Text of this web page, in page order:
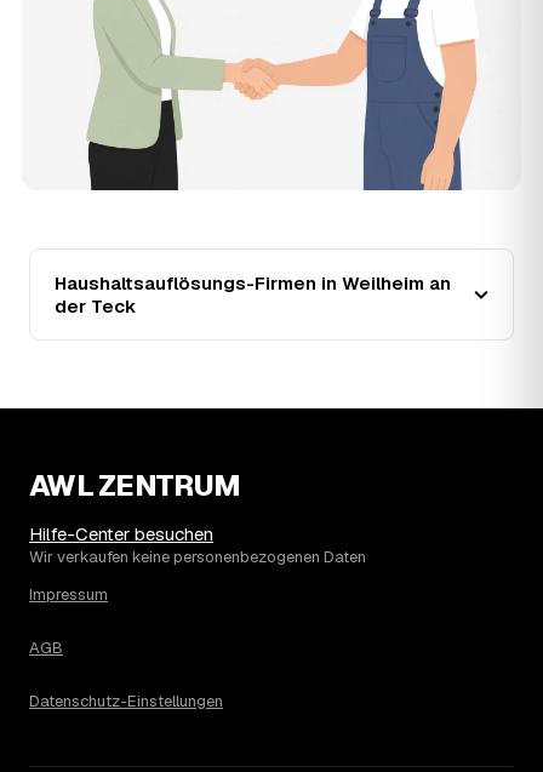
Der Preis richtet sich vor allem nach Umfang und Zustand
des Hausstands: eine kleine, aufgeräumte Wohnung liegt
eher bei 1.070 €, ein vollgestelltes Haus mit Keller und
Dachboden eher bei 3.760 €. Verwertbare
Wertgegenstände wirken unabhängig von der Größe
zusätzlich preissenkend.
Wie haben sich die Preise für
klare Richtung: fallend um rund 7 %, mit dem bisherigen
Höchststand im Jahr 2022. Seither ist der Ø-Preis
steigend – die genaue Entwicklung sehen Sie in der
2.184 € pro Haushaltsauflösung, in Weilheim an der Teck
jeweils von Größe und Wertanrechnung des Hausstands
ab, ein Städtevergleich lohnt sich vor der Anfrage
Haushaltsauflösungs-Firmen in Weilheim an
der Teck
AWL ZENTRUM
Hilfe-Center besuchen
Wir verkaufen keine personenbezogenen Daten
Impressum
AGB
Datenschutz-Einstellungen